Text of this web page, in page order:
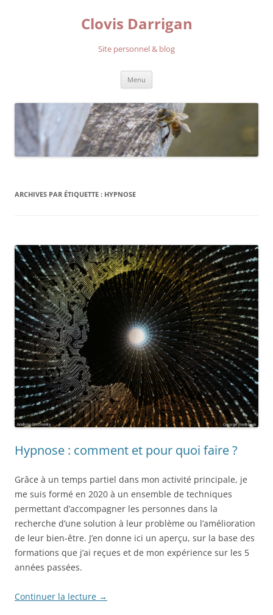
Clovis Darrigan
Site personnel & blog
Menu
ARCHIVES PAR ÉTIQUETTE : HYPNOSE
Hypnose : comment et pour quoi faire ?
Grâce à un temps partiel dans mon activité principale, je
me suis formé en 2020 à un ensemble de techniques
permettant d’accompagner les personnes dans la
recherche d’une solution à leur problème ou l’amélioration
de leur bien-être. J’en donne ici un aperçu, sur la base des
formations que j’ai reçues et de mon expérience sur les 5
années passées.
Continuer la lecture →